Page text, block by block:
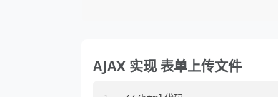
AJAX 实现 表单上传文件